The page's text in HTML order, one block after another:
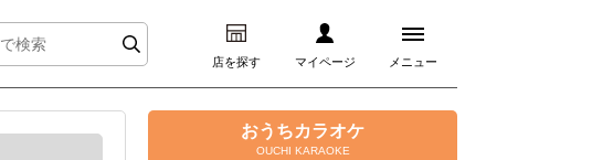
店を探す マイページ メニュー
ログイン
おうちカラオケ
OUCHI KARAOKE